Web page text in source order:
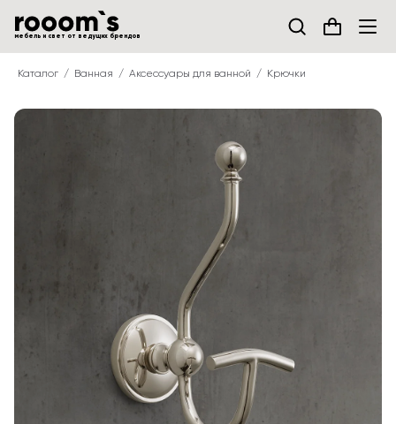
мебель и свет от ведущих брендов
Каталог Ванная Аксессуары для ванной Крючки